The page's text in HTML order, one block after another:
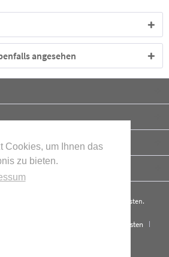
Cookies, um Ihnen das
zu bieten.
angesehen
Versandkosten.
Versand und Kosten